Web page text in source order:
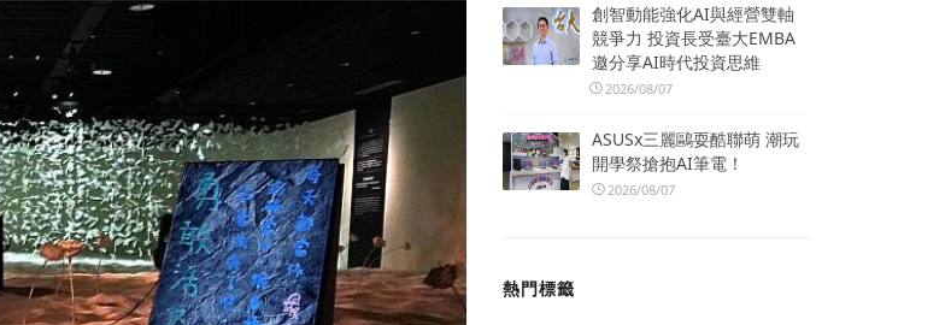
創智動能強化AI與經營雙軸
競爭力 投資長受臺大EMBA
邀分享AI時代投資思維
2026/08/07
ASUSx三麗鷗耍酷聯萌 潮玩
開學祭搶抱AI筆電！
2026/08/07
熱門標籤